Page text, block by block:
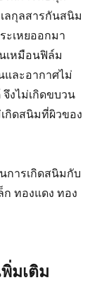
ลกุลสารกันสนิม
ะเหยออกมา
เหมือนฟิล์ม
และอากาศไม่
งไม่เกิดขบวน
กิดสนิมที่ผิวของ
การเกิดสนิมกับ
ก ทองแดง ทอง
มเติม